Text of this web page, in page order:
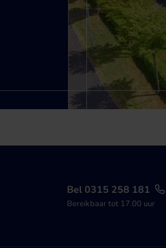
Bel 0315 258 181
Bereikbaar tot 17.00 uur